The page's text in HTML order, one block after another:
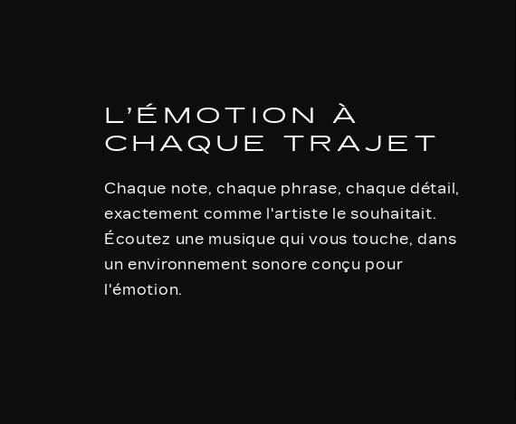
L’ÉMOTION À
CHAQUE TRAJET
Chaque note, chaque phrase, chaque détail,
exactement comme l'artiste le souhaitait.
Écoutez une musique qui vous touche, dans
un environnement sonore conçu pour
l'émotion.